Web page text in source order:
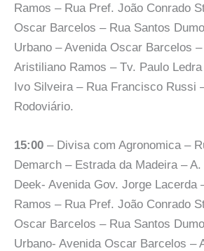
Ramos – Rua Pref. João Conrado
Oscar Barcelos – Rua Santos
Urbano – Avenida Oscar Barcelos
Aristiliano Ramos – Tv. Paulo
Ivo Silveira – Rua Francisco Russi
Rodoviário.
15:00 – Divisa com Agronomica –
Demarch – Estrada da Madeira –
Deek- Avenida Gov. Jorge Lacerda
Ramos – Rua Pref. João Conrado
Oscar Barcelos – Rua Santos
Urbano- Avenida Oscar Barcelos –